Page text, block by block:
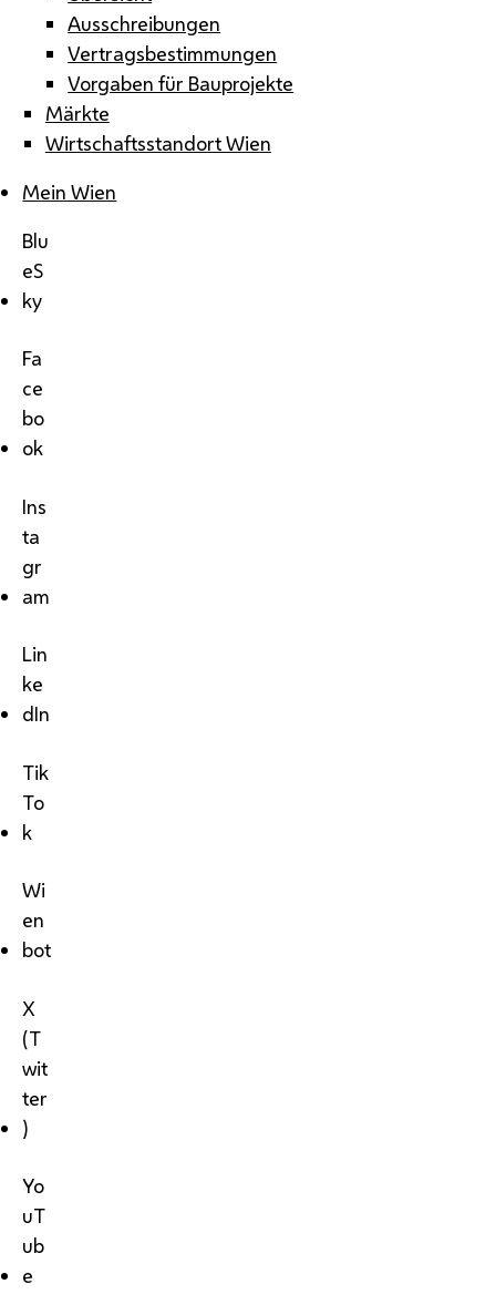
Ausschreibungen
Vertragsbestimmungen
Vorgaben für Bauprojekte
Märkte
Wirtschaftsstandort Wien
Mein Wien
Blu
eS
ky
Fa
ce
bo
ok
Ins
ta
gr
am
Lin
ke
dIn
Tik
To
k
Wi
en
bot
X
(T
wit
ter
)
Yo
uT
ub
e